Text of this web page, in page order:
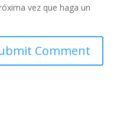
vez que haga un